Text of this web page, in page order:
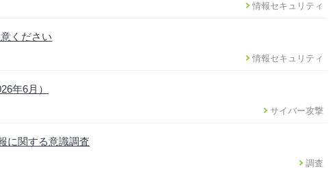
情報セキュリティ
ください
情報セキュリティ
年6月）
サイバー攻撃
に関する意識調査
調査